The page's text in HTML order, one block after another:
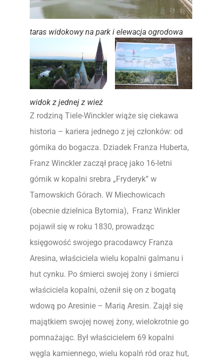
taras widokowy na park i elewacja ogrodowa
widok z jednej z wież
Z rodziną Tiele-Winckler wiąże się ciekawa
historia – kariera jednego z jej członków: od
górnika do bogacza. Dziadek Franza Huberta,
Franz Winckler zaczął pracę jako 16-letni
górnik w kopalni srebra „Fryderyk” w
Tarnowskich Górach. W Miechowicach
(obecnie dzielnica Bytomia), Franz Winkler
pojawił się w roku 1830, prowadząc
księgowość swojego pracodawcy Franza
Aresina, właściciela wielu kopalni galmanu i
hut cynku. Po śmierci swojej żony i śmierci
właściciela kopalni, ożenił się on z bogatą
wdową po Aresinie – Marią Aresin. Zajął się
majątkiem swojej nowej żony, wielokrotnie go
pomnażając. Był właścicielem 69 kopalni
węgla kamiennego, wielu kopalń ród oraz hut,